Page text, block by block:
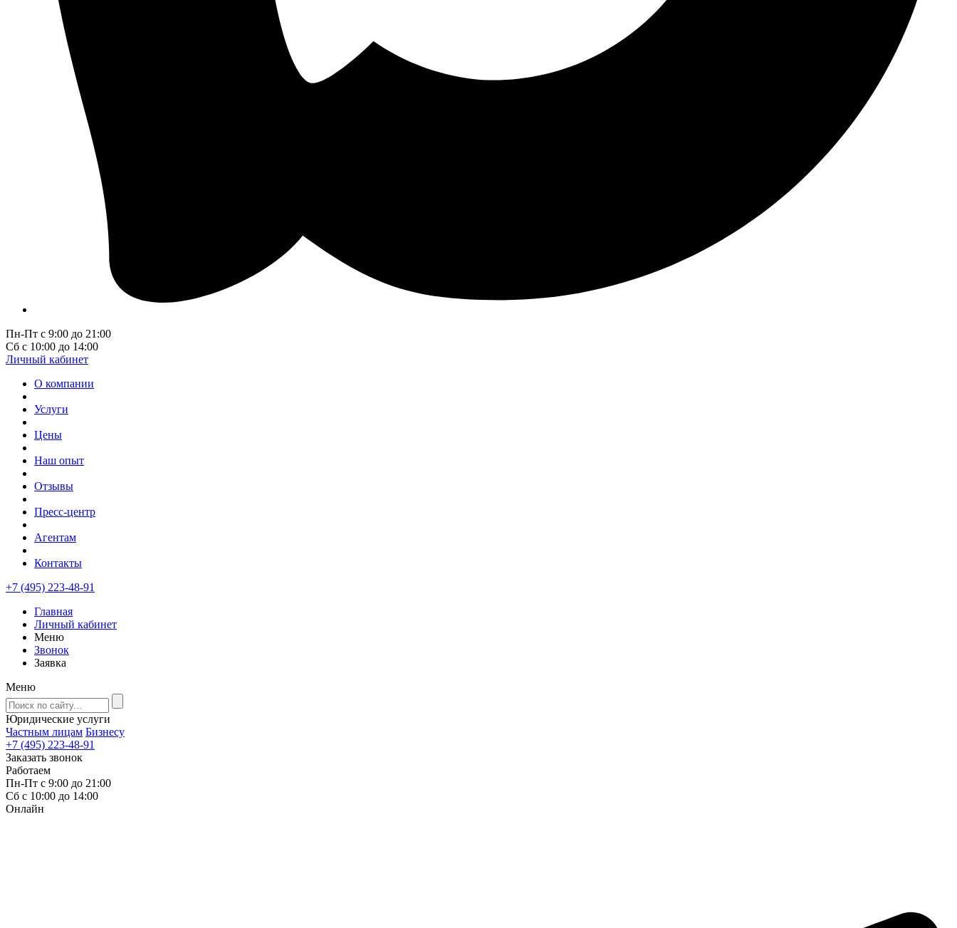
Пн-Пт с 9:00 до 21:00
Сб с 10:00 до 14:00
Личный кабинет
О компании
Услуги
Цены
Наш опыт
Отзывы
Пресс-центр
Агентам
Контакты
+7 (495) 223-48-91
Главная
Личный кабинет
Меню
Звонок
Заявка
Меню
Юридические услуги
Частным лицам Бизнесу
+7 (495) 223-48-91
Заказать звонок
Работаем
Пн-Пт с 9:00 до 21:00
Сб с 10:00 до 14:00
Онлайн